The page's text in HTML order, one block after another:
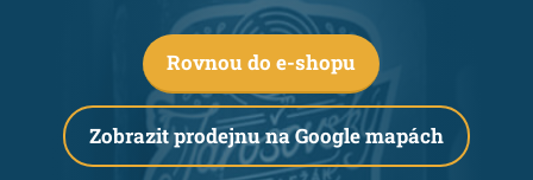
Rovnou do e-shopu
Zobrazit prodejnu na Google mapách